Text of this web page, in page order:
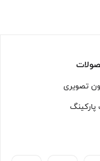
تصویری